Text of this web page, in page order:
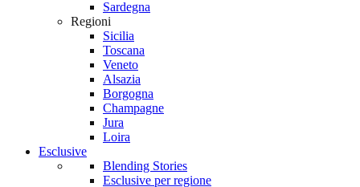
Sardegna
Regioni
Sicilia
Toscana
Veneto
Alsazia
Borgogna
Champagne
Jura
Loira
Esclusive
Blending Stories
Esclusive per regione